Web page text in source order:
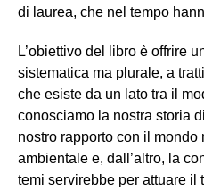
di laurea, che nel tempo
L’obiettivo del libro è offrire
sistematica ma plurale, a
che esiste da un lato tra il
conosciamo la nostra storia
nostro rapporto con il mondo
ambientale e, dall’altro, la
temi servirebbe per attuare il